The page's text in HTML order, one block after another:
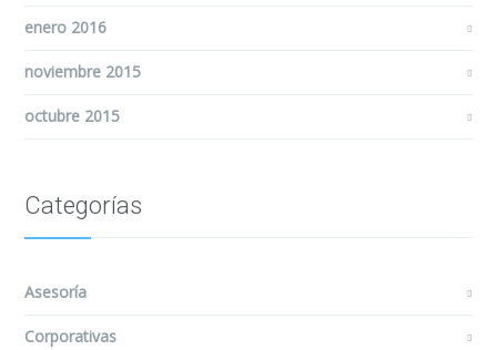
enero 2016
noviembre 2015
octubre 2015
Categorías
Asesoría
Corporativas